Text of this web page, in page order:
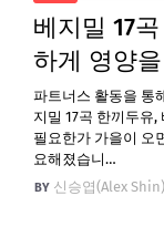
베지밀 17
하게 영양
파트너스 활동을 통
지밀 17곡 한끼두유
필요한가 가을이 오
요해졌습니…
신승엽(Alex Shin)